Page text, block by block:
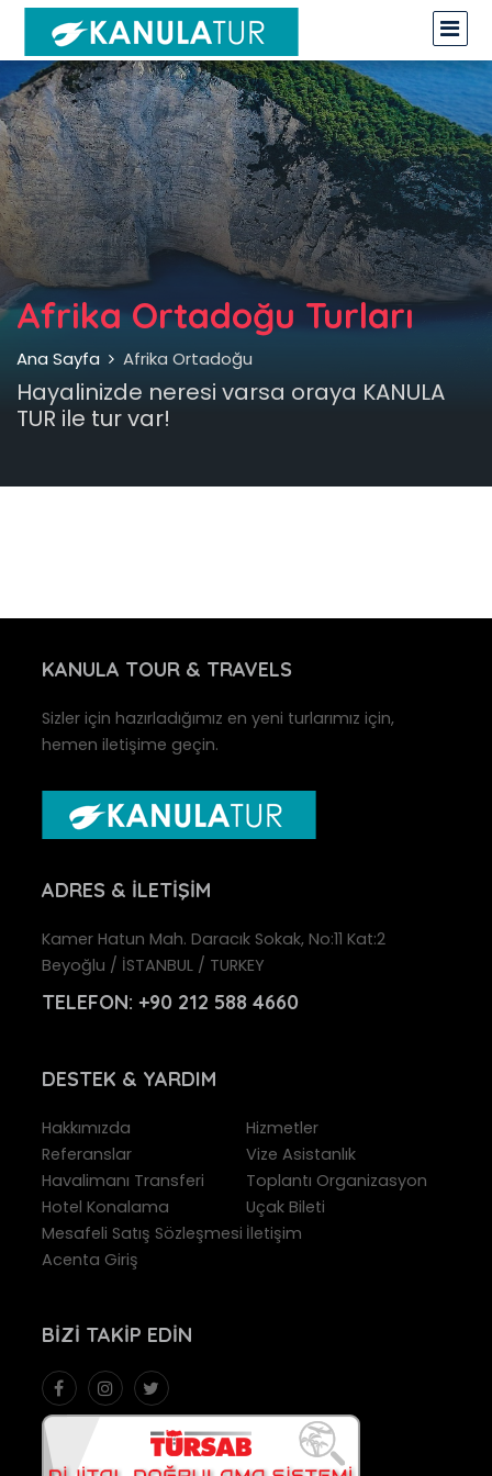
Afrika Ortadoğu Turları
Ana Sayfa Afrika Ortadoğu
Hayalinizde neresi varsa oraya KANULA
TUR ile tur var!
KANULA TOUR & TRAVELS
Sizler için hazırladığımız en yeni turlarımız için,
hemen iletişime geçin.
ADRES & İLETIŞIM
Kamer Hatun Mah. Daracık Sokak, No:11 Kat:2
Beyoğlu / İSTANBUL / TURKEY
TELEFON: +90 212 588 4660
DESTEK & YARDIM
Hakkımızda
Hizmetler
Referanslar
Vize Asistanlık
Havalimanı Transferi
Toplantı Organizasyon
Hotel Konalama
Uçak Bileti
Mesafeli Satış Sözleşmesi İletişim
Acenta Giriş
BIZI TAKIP EDIN